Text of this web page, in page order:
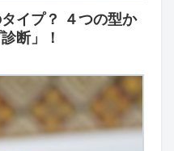
イプ？ ４つの型か
断」！